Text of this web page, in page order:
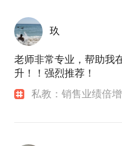
玖
老师非常专业，帮助我
升！！强烈推荐！
私教：销售业绩倍